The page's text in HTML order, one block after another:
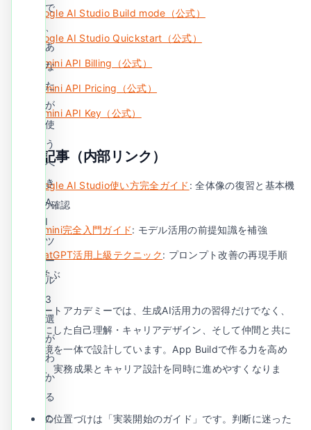
Google AI Studio Build mode（公式）
Google AI Studio Quickstart（公式）
Gemini API Billing（公式）
Gemini API Pricing（公式）
Gemini API Key（公式）
関連記事（内部リンク）
Google AI Studio使い方完全ガイド : 全体像の復習と基本機
能の確認
Gemini完全入門ガイド: モデル活用の前提知識を補強
ChatGPT活用上級テクニック: プロンプト改善の再現手順
を学ぶ
AIリブートアカデミーでは、生成AI活用力の習得だけでなく、
AIを鏡にした自己理解・キャリアデザイン、そして仲間と共に
学ぶ環境を一体で設計しています。App Buildで作る力を高め
るほど、実務成果とキャリア設計を同時に進めやすくなりま
本記事の位置づけは「実装開始のガイド」です。判断に迷った
で
あ
な
た
が
使
う
べ
き
A
I
ツ
ー
ル
3
選
が
わ
か
る
C